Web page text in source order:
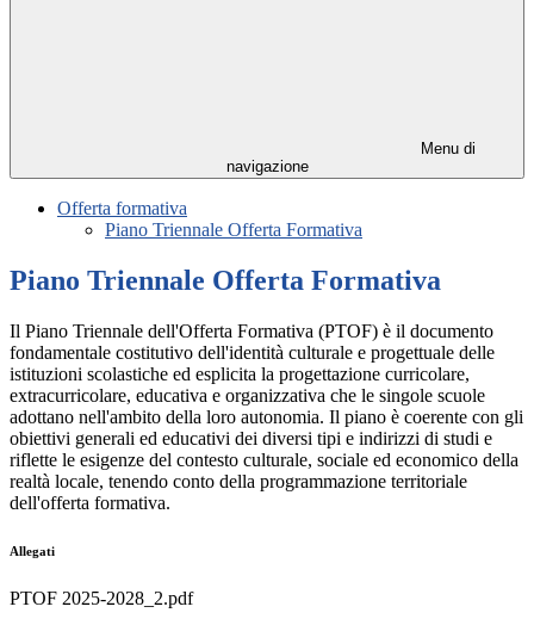
Menu di
navigazione
Offerta formativa
Piano Triennale Offerta Formativa
Piano Triennale Offerta Formativa
Il Piano Triennale dell'Offerta Formativa (PTOF) è il documento
fondamentale costitutivo dell'identità culturale e progettuale delle
istituzioni scolastiche ed esplicita la progettazione curricolare,
extracurricolare, educativa e organizzativa che le singole scuole
adottano nell'ambito della loro autonomia. Il piano è coerente con gli
obiettivi generali ed educativi dei diversi tipi e indirizzi di studi e
riflette le esigenze del contesto culturale, sociale ed economico della
realtà locale, tenendo conto della programmazione territoriale
dell'offerta formativa.
Allegati
PTOF 2025-2028_2.pdf